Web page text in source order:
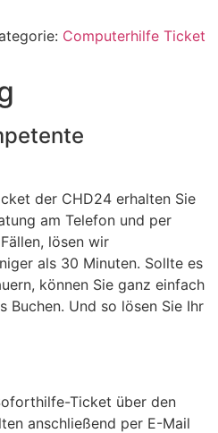
Computerhilfe Ticket
der CHD24 erhalten Sie
am Telefon und per
lösen wir
als 30 Minuten. Sollte es
können Sie ganz einfach
Buchen. Und so lösen Sie Ihr
Ticket über den
anschließend per E-Mail